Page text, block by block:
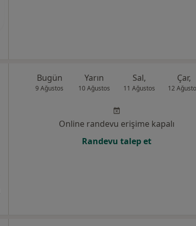
Bugün
9 Ağustos
Yarın
10 Ağustos
Sal,
11 Ağustos
Çar,
12
Online randevu erişime kapalı
Randevu talep et